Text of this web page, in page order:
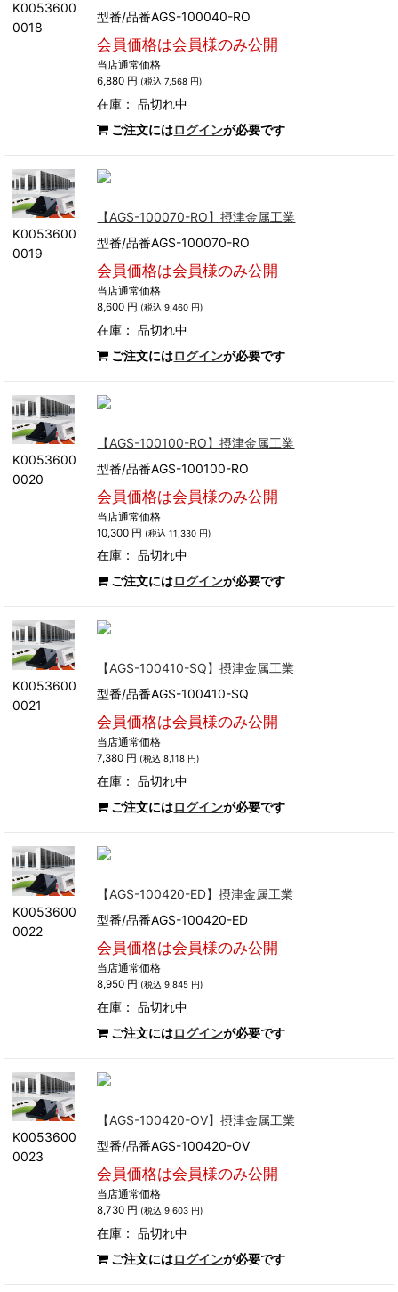
K0053600
0018
型番/品番AGS-100040-RO
会員価格は会員様のみ公開
当店通常価格
6,880 円 (税込 7,568 円)
在庫：品切れ中
ご注文にはログインが必要です
K0053600
0019
【AGS-100070-RO】摂津金属工業
型番/品番AGS-100070-RO
会員価格は会員様のみ公開
当店通常価格
8,600 円 (税込 9,460 円)
在庫：品切れ中
ご注文にはログインが必要です
K0053600
0020
【AGS-100100-RO】摂津金属工業
型番/品番AGS-100100-RO
会員価格は会員様のみ公開
当店通常価格
10,300 円 (税込 11,330 円)
在庫：品切れ中
ご注文にはログインが必要です
K0053600
0021
【AGS-100410-SQ】摂津金属工業
型番/品番AGS-100410-SQ
会員価格は会員様のみ公開
当店通常価格
7,380 円 (税込 8,118 円)
在庫：品切れ中
ご注文にはログインが必要です
K0053600
0022
【AGS-100420-ED】摂津金属工業
型番/品番AGS-100420-ED
会員価格は会員様のみ公開
当店通常価格
8,950 円 (税込 9,845 円)
在庫：品切れ中
ご注文にはログインが必要です
K0053600
0023
【AGS-100420-OV】摂津金属工業
型番/品番AGS-100420-OV
会員価格は会員様のみ公開
当店通常価格
8,730 円 (税込 9,603 円)
在庫：品切れ中
ご注文にはログインが必要です